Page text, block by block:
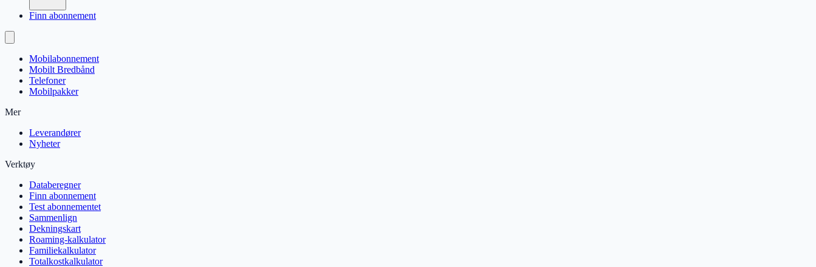
Finn abonnement
Mobilabonnement
Mobilt Bredbånd
Telefoner
Mobilpakker
Mer
Leverandører
Nyheter
Verktøy
Databeregner
Finn abonnement
Test abonnementet
Sammenlign
Dekningskart
Roaming-kalkulator
Familiekalkulator
Totalkostkalkulator